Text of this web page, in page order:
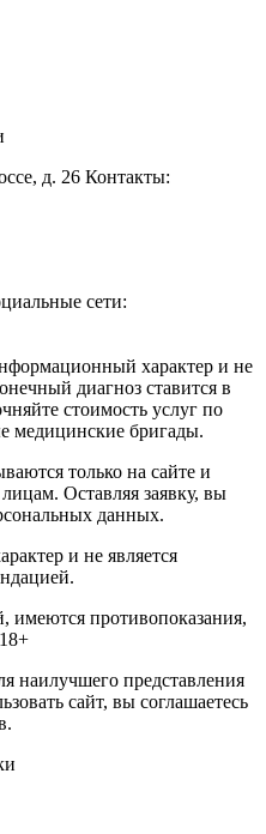
д. 26 Контакты:
сети:
характер и не
диагноз ставится в
стоимость услуг по
медицинские бригады.
только на сайте и
Оставляя заявку, вы
данных.
и не является
имеются противопоказания,
наилучшего представления
сайт, вы соглашаетесь